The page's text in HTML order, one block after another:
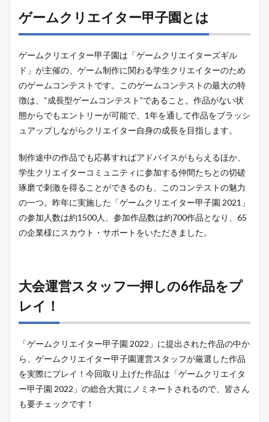
ゲームクリエイター甲子園とは
ゲームクリエイター甲子園は「ゲームクリエイターズギル
ド」が主催の、ゲーム制作に関わる学生クリエイターのため
のゲームコンテストです。このゲームコンテストの最大の特
徴は、“成長型ゲームコンテスト”であること。作品がない状
態からでもエントリーが可能で、1年を通して作品をブラッシ
ュアップしながらクリエイター自身の成長を目指します。
制作途中の作品でも応募すればアドバイスがもらえるほか、
学生クリエイターコミュニティに参加する仲間たちとの切磋
琢磨で刺激を得ることができるのも、このコンテストの魅力
の一つ。昨年に実施した「ゲームクリエイター甲子園 2021」
の参加人数は約1500人、参加作品数は約700作品となり、65
の企業様にスカウト・サポートをいただきました。
大会運営スタッフ一押しの6作品をプ
レイ！
「ゲームクリエイター甲子園 2022」に提出された作品の中か
ら、ゲームクリエイター甲子園運営スタッフが厳選した作品
を実際にプレイ！今回取り上げた作品は「ゲームクリエイタ
ー甲子園 2022」の総合大賞にノミネートされるので、皆さん
も要チェックです！